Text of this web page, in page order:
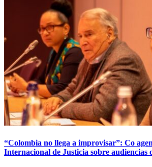
“Colombia no llega a improvisar”: Co
Internacional de Justicia sobre audiencias